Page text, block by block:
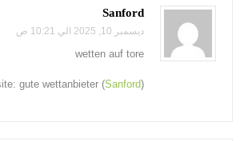
Sanford
ديسمبر 10, 2025 الي 10:21 ص
wetten auf tore
gute wettanbieter (Sanford)